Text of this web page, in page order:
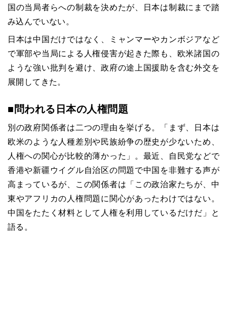
国の当局者らへの制裁を決めたが、日本は制裁にまで踏
み込んでいない。
日本は中国だけではなく、ミャンマーやカンボジアなど
で軍部や当局による人権侵害が起きた際も、欧米諸国の
ような強い批判を避け、政府の途上国援助を含む外交を
展開してきた。
■問われる日本の人権問題
別の政府関係者は二つの理由を挙げる。「まず、日本は
欧米のような人種差別や民族紛争の歴史が少ないため、
人権への関心が比較的薄かった」。最近、自民党などで
香港や新疆ウイグル自治区の問題で中国を非難する声が
高まっているが、この関係者は「この政治家たちが、中
東やアフリカの人権問題に関心があったわけではない。
中国をたたく材料として人権を利用しているだけだ」と
語る。